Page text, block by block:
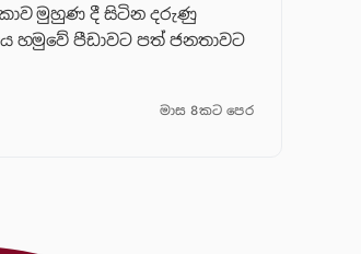
මුහුණ දී සිටින දරුණු
හමුවේ පීඩාවට පත් ජනතාවට
මාස 8කට පෙර